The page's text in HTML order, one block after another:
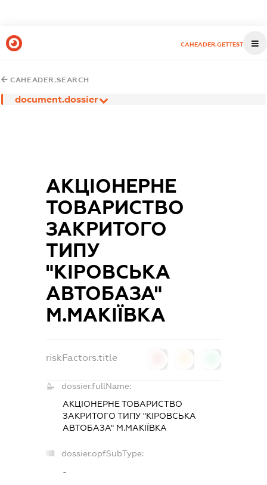
CAHEADER.GETTEST
CAHEADER.SEARCH
document.dossier
АКЦІОНЕРНЕ
ТОВАРИСТВО
ЗАКРИТОГО
ТИПУ
"КІРОВСЬКА
АВТОБАЗА"
М.МАКІЇВКА
riskFactors.title
dossier.fullName:
АКЦІОНЕРНЕ ТОВАРИСТВО
ЗАКРИТОГО ТИПУ "КІРОВСЬКА
АВТОБАЗА" М.МАКІЇВКА
dossier.opfSubType:
-